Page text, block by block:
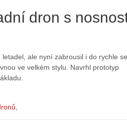
dron s
ale nyní zabrousil i do rychle se
ve velkém stylu. Navrhl prototyp